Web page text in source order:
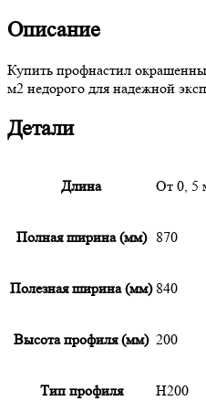
Описание
Купить профнастил
м2 недорого для надежной
Детали
Длина От 0, 5
Полная ширина (мм) 870
Полезная ширина (мм) 840
Высота профиля (мм) 200
Тип профиля Н200